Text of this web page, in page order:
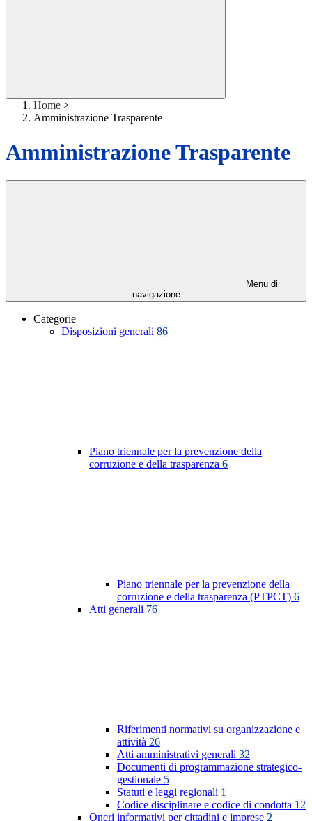
Home >
Amministrazione Trasparente
Amministrazione Trasparente
Menu di
navigazione
Categorie
Disposizioni generali 86
Piano triennale per la prevenzione della
corruzione e della trasparenza 6
Piano triennale per la prevenzione della
corruzione e della trasparenza (PTPCT) 6
Atti generali 76
Riferimenti normativi su organizzazione e
attività 26
Atti amministrativi generali 32
Documenti di programmazione strategico-
gestionale 5
Statuti e leggi regionali 1
Codice disciplinare e codice di condotta 12
Oneri informativi per cittadini e imprese 2